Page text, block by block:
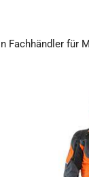
Fachhändler für